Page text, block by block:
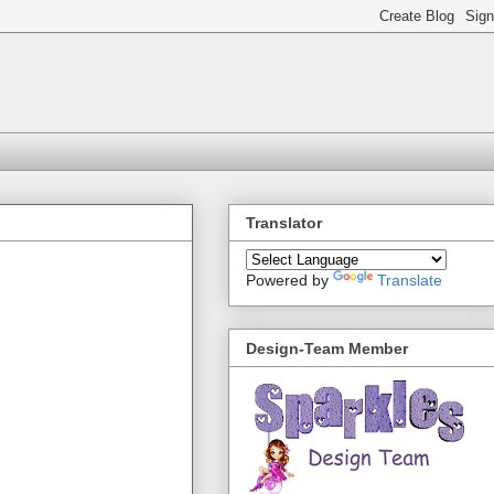
Translator
Powered by Translate
Design-Team Member